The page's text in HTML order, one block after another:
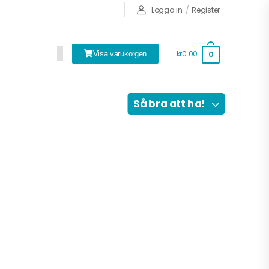
Logga in / Register
Visa varukorgen kr0.00 0
Så bra att ha!